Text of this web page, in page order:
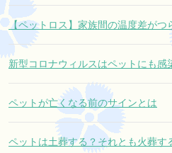
【ペットロス】家族間の温度差がつ
新型コロナウィルスはペットにも感
ペットが亡くなる前のサインとは
ペットは土葬する？それとも火葬す